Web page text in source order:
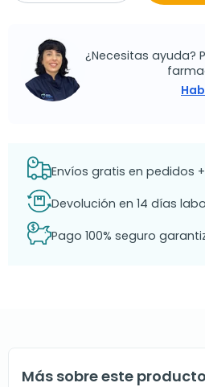
¿Necesitas ayuda?
Envíos gratis en pedidos
Devolución en 14 días
Pago 100% seguro
Más sobre este producto